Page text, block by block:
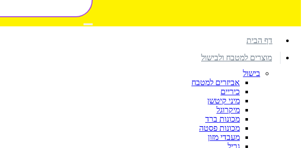
דף הבית
מוצרים למטבח ולבישול
בישול
אביזרים למטבח
כיריים
מיני קיטשן
מיקרוגל
מכונות ברד
מכונות פסטה
מעבדי מזון
גריל